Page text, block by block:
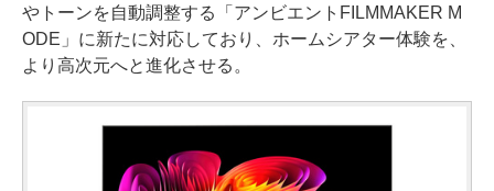
やトーンを自動調整する「アンビエントFILMMAKER M
ODE」に新たに対応しており、ホームシアター体験を、
より高次元へと進化させる。